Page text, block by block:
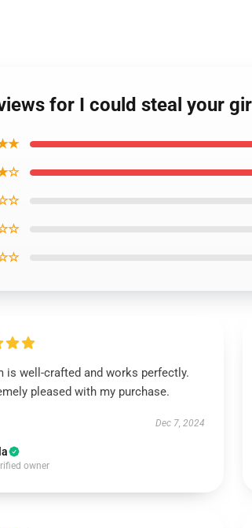
for I could steal your
is well-crafted and works perfectly.
pleased with my purchase.
Dec 7, 2024
owner